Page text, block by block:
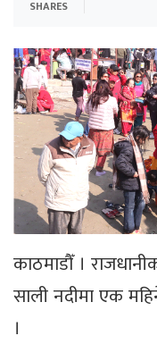
SHARES
काठमाडौँ ।
साली नदीमा एक
।